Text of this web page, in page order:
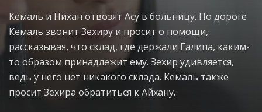
Кемаль и Нихан отвозят Асу в больницу. По дороге
Кемаль звонит Зехиру и просит о помощи,
рассказывая, что склад, где держали Галипа, каким-
то образом принадлежит ему. Зехир удивляется,
ведь у него нет никакого склада. Кемаль также
просит Зехира обратиться к Айхану.